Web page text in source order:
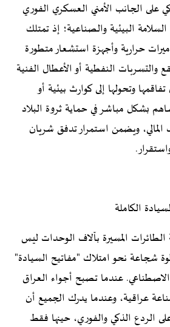
على الجانب الأمني العسكري الفوري
البيئية والصناعية؛ إذ تمتلك
حرارية وأجهزة استشعار متطورة
والتسربات النفطية أو الأعطال الفنية
وتحولها إلى كوارث بيئية أو
بشكل مباشر في حماية ثروة البلاد
المالي، ويضمن استمرار تدفق شريان
الكاملة
المسيرة بآلاف الوحدات ليس
شجاعة نحو امتلاك "مفاتيح السيادة"
عندما تصبح أجواء العراق
عراقية، وعندما يدرك الجميع أن
الردع الذكي والفوري، حينها فقط